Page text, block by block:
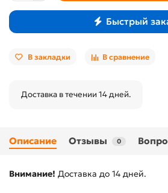
Быстрый
В закладки В сравнение
Доставка в течении 14 дней.
Описание Отзывы 0
Внимание! Доставка до 14 дней.